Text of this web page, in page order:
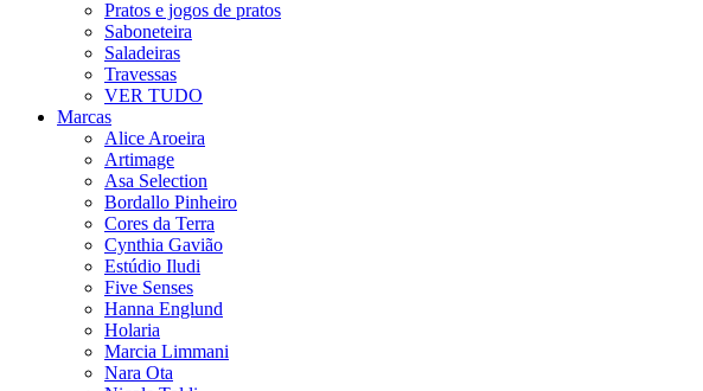
Pratos e jogos de pratos
Saboneteira
Saladeiras
Travessas
VER TUDO
Marcas
Alice Aroeira
Artimage
Asa Selection
Bordallo Pinheiro
Cores da Terra
Cynthia Gavião
Estúdio Iludi
Five Senses
Hanna Englund
Holaria
Marcia Limmani
Nara Ota